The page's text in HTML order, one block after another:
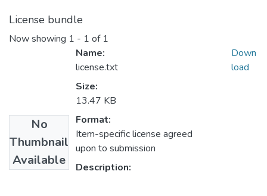
License bundle
Now showing 1 - 1 of 1
No
Thumbnail
Available
Name:
license.txt
Size:
13.47 KB
Format:
Item-specific license agreed
upon to submission
Description:
Down
load